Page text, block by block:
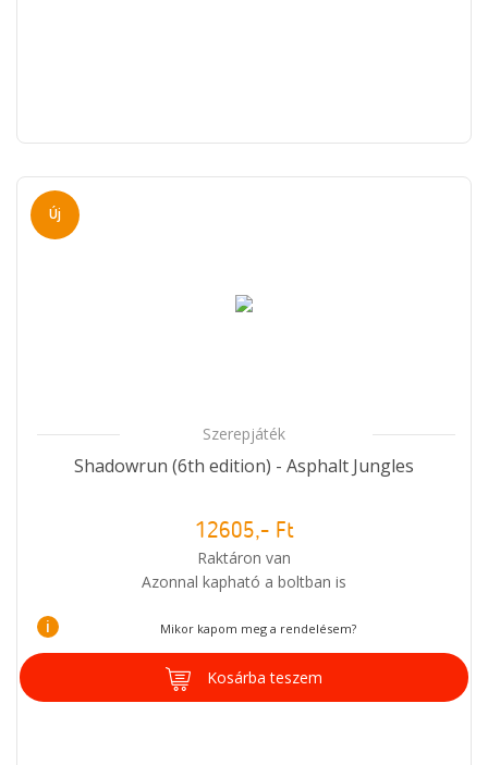
Új
Szerepjáték
Shadowrun (6th edition) - Asphalt Jungles
12605,- Ft
Raktáron van
Azonnal kapható a boltban is
i Mikor kapom meg a rendelésem?
Kosárba teszem